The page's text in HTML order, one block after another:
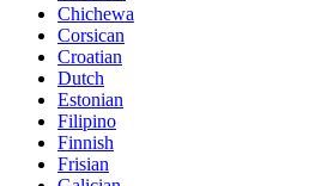
Chichewa
Corsican
Croatian
Dutch
Estonian
Filipino
Finnish
Frisian